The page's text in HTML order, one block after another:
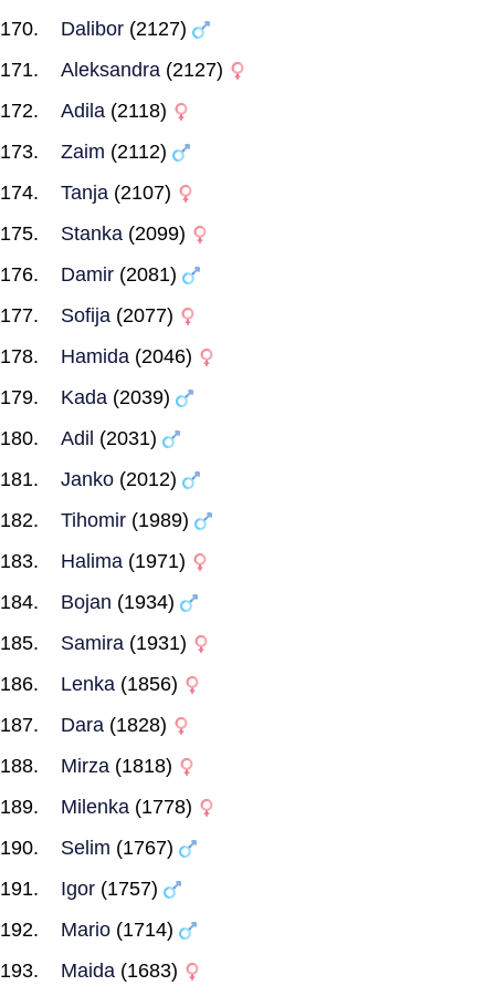
Dalibor (2127)
Aleksandra (2127)
Adila (2118)
Zaim (2112)
Tanja (2107)
Stanka (2099)
Damir (2081)
Sofija (2077)
Hamida (2046)
Kada (2039)
Adil (2031)
Janko (2012)
Tihomir (1989)
Halima (1971)
Bojan (1934)
Samira (1931)
Lenka (1856)
Dara (1828)
Mirza (1818)
Milenka (1778)
Selim (1767)
Igor (1757)
Mario (1714)
Maida (1683)